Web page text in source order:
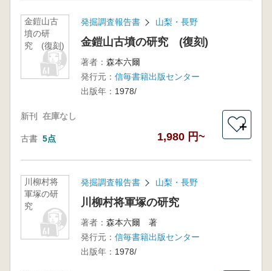
金鎧山古
墳の研
究 (復刻)
発掘調査報告書 山梨・長野
金鎧山古墳の研究 (復刻)
著者： 森本六爾
発行元： 信毎書籍出版センター
出版年： 1978/
新刊 在庫なし
古書 5点 1,980 円~
＋
川柳村将
軍塚の研
究
発掘調査報告書 山梨・長野
川柳村将軍塚の研究
著者： 森本六爾 著
発行元： 信毎書籍出版センター
出版年： 1978/